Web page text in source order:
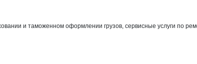
и таможенном оформлении грузов, сервисные услуги по